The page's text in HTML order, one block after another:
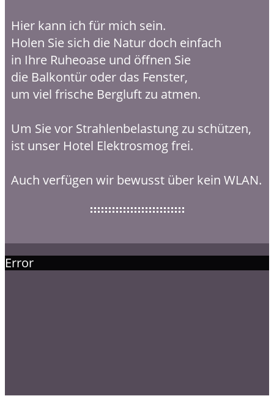
Hier kann ich für mich sein.
Holen Sie sich die Natur doch einfach
in Ihre Ruheoase und öffnen Sie
die Balkontür oder das Fenster,
um viel frische Bergluft zu atmen.
Um Sie vor Strahlenbelastung zu schützen,
ist unser Hotel Elektrosmog frei.
Auch verfügen wir bewusst über kein WLAN.
Error